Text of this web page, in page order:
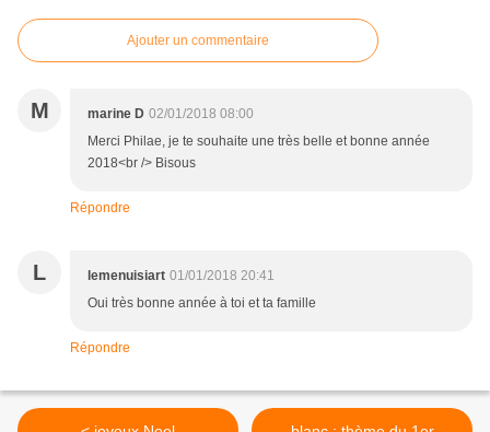
Ajouter un commentaire
M marine D 02/01/2018 08:00
Merci Philae, je te souhaite une très belle et bonne année
2018<br /> Bisous
Répondre
L lemenuisiart 01/01/2018 20:41
Oui très bonne année à toi et ta famille
Répondre